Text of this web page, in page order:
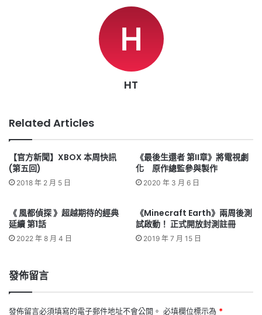
HT
Related Articles
【官方新聞】XBOX 本周快訊
(第五回)
2018 年 2 月 5 日
《最後生還者 第II章》將電視劇
化 原作總監參與製作
2020 年 3 月 6 日
《 風都偵探 》超越期待的經典
延續 第1話
2022 年 8 月 4 日
《Minecraft Earth》兩周後測
試啟動！ 正式開放封測註冊
2019 年 7 月 15 日
發佈留言
發佈留言必須填寫的電子郵件地址不會公開。 必填欄位標示為 *